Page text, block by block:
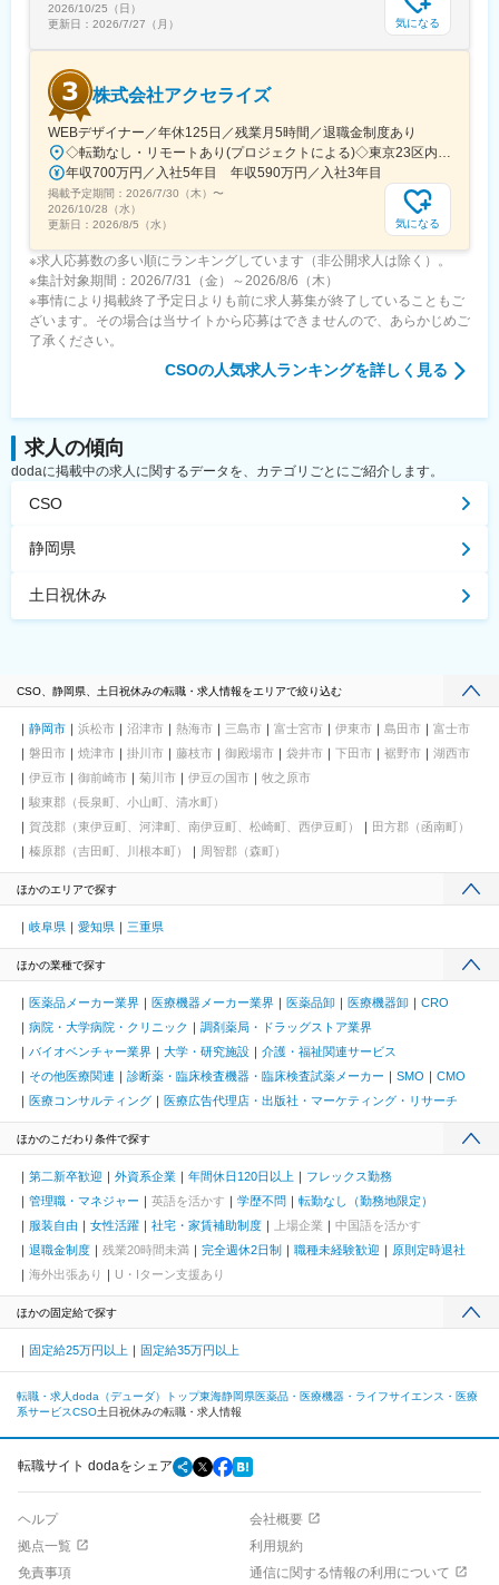
2026/10/25（日）
更新日： 2026/7/27（月） 気になる
株式会社アクセライズ
WEBデザイナー／年休125日／残業月5時間／退職金制度あり
年収700万円／入社5年目 年収590万円／入社3年目
掲載予定期間： 2026/7/30（木） 〜
2026/10/28（水）
更新日： 2026/8/5（水） 気になる
※求人応募数の多い順にランキングしています（非公開求人は除く）。
※集計対象期間：2026/7/31（金）～2026/8/6（木）
※事情により掲載終了予定日よりも前に求人募集が終了していることもご
ざいます。その場合は当サイトから応募はできませんので、あらかじめご
了承ください。
CSOの人気求人ランキングを詳しく見る
求人の傾向
dodaに掲載中の求人に関するデータを、カテゴリごとにご紹介します。
CSO
静岡県
土日祝休み
CSO、静岡県、土日祝休みの転職・求人情報をエリアで絞り込む
静岡市 浜松市 沼津市 熱海市 三島市 富士宮市 伊東市 島田市
富士市
磐田市
焼津市 掛川市 藤枝市 御殿場市 袋井市 下田市 裾野市
湖西市
伊豆市
御前崎市 菊川市 伊豆の国市
牧之原市
駿東郡（長泉町、小山町、清水町）
賀茂郡（東伊豆町、河津町、南伊豆町、松崎町、西伊豆町）
田方郡（函南町）
榛原郡（吉田町、川根本町）
周智郡（森町）
ほかのエリアで探す
岐阜県 愛知県 三重県
ほかの業種で探す
医薬品メーカー業界 医療機器メーカー業界 医薬品卸 医療機器卸
CRO
病院・大学病院・クリニック
調剤薬局・ドラッグストア業界
バイオベンチャー業界
大学・研究施設
介護・福祉関連サービス
その他医療関連
診断薬・臨床検査機器・臨床検査試薬メーカー SMO
CMO
医療コンサルティング
医療広告代理店・出版社・マーケティング・リサーチ
ほかのこだわり条件で探す
第二新卒歓迎 外資系企業 年間休日120日以上
フレックス勤務
管理職・マネジャー
英語を活かす 学歴不問
転勤なし（勤務地限定）
服装自由
女性活躍 社宅・家賃補助制度 上場企業
中国語を活かす
退職金制度
残業20時間未満 完全週休2日制 職種未経験歓迎
原則定時退社
海外出張あり
U・Iターン支援あり
ほかの固定給で探す
固定給25万円以上 固定給35万円以上
転職・求人doda（デューダ）トップ東海静岡県医薬品・医療機器・ライフサイエンス・医療
系サービスCSO土日祝休みの転職・求人情報
転職サイト dodaをシェア
ヘルプ
会社概要
拠点一覧
利用規約
免責事項
通信に関する情報の利用について